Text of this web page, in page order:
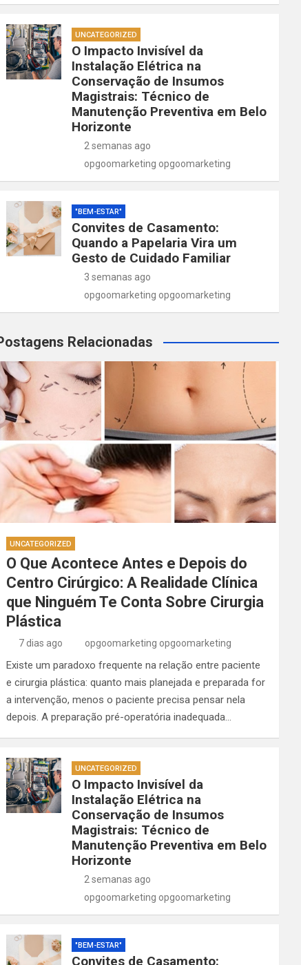
UNCATEGORIZED
O Impacto Invisível da
Instalação Elétrica na
Conservação de Insumos
Magistrais: Técnico de
Manutenção Preventiva em Belo
Horizonte
2 semanas ago
opgoomarketing opgoomarketing
"BEM-ESTAR"
Convites de Casamento:
Quando a Papelaria Vira um
Gesto de Cuidado Familiar
3 semanas ago
opgoomarketing opgoomarketing
Relacionadas
UNCATEGORIZED
O Que Acontece Antes e Depois do
Centro Cirúrgico: A Realidade Clínica
que Ninguém Te Conta Sobre Cirurgia
Plástica
7 dias ago opgoomarketing opgoomarketing
Existe um paradoxo frequente na relação entre paciente
e cirurgia plástica: quanto mais planejada e preparada for
a intervenção, menos o paciente precisa pensar nela
depois. A preparação pré-operatória inadequada…
UNCATEGORIZED
O Impacto Invisível da
Instalação Elétrica na
Conservação de Insumos
Magistrais: Técnico de
Manutenção Preventiva em Belo
Horizonte
2 semanas ago
opgoomarketing opgoomarketing
"BEM-ESTAR"
Convites de Casamento: